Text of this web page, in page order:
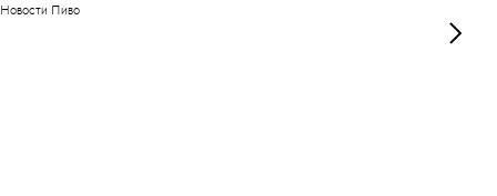
Новости Пиво